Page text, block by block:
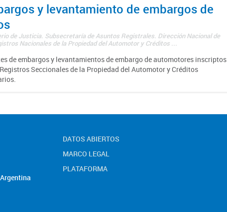
y levantamiento de embargos de
de Justicia. Subsecretaría de Asuntos Registrales. Dirección Nacional de
Nacionales de la Propiedad del Automotor y Créditos ...
de embargos y levantamientos de embargo de automotores inscriptos
Seccionales de la Propiedad del Automotor y Créditos
DATOS ABIERTOS
MARCO LEGAL
PLATAFORMA